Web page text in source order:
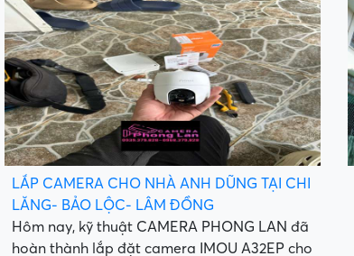
LẮP CAMERA CHO NHÀ ANH DŨNG TẠI CHI
LĂNG- BẢO LỘC- LÂM ĐỒNG
Hôm nay, kỹ thuật CAMERA PHONG LAN đã
hoàn thành lắp đặt camera IMOU A32EP cho